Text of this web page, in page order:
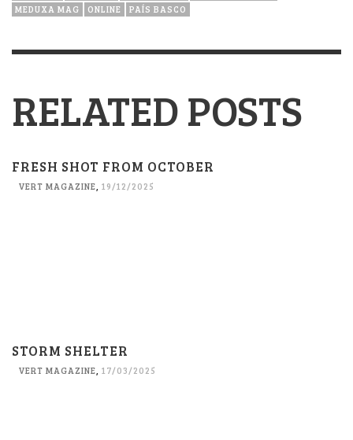
MEDUXA MAG
ONLINE PAÍS BASCO
RELATED POSTS
FRESH SHOT FROM OCTOBER
VERT MAGAZINE 19/12/2025
STORM SHELTER
VERT MAGAZINE, 17/03/2025